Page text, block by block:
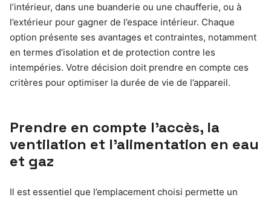
l’intérieur, dans une buanderie ou une chaufferie, ou à
l’extérieur pour gagner de l’espace intérieur. Chaque
option présente ses avantages et contraintes, notamment
en termes d’isolation et de protection contre les
intempéries. Votre décision doit prendre en compte ces
critères pour optimiser la durée de vie de l’appareil.
Prendre en compte l’accès, la
ventilation et l’alimentation en eau
et gaz
Il est essentiel que l’emplacement choisi permette un